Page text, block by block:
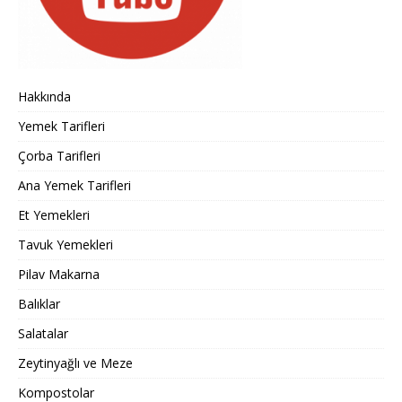
Hakkında
Yemek Tarifleri
Çorba Tarifleri
Ana Yemek Tarifleri
Et Yemekleri
Tavuk Yemekleri
Pilav Makarna
Balıklar
Salatalar
Zeytinyağlı ve Meze
Kompostolar